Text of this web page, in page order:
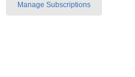
Manage Subscriptions